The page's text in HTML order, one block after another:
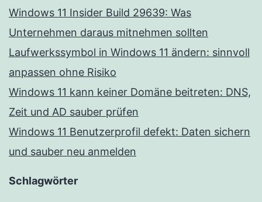
Windows 11 Insider Build 29639: Was
Unternehmen daraus mitnehmen sollten
Laufwerkssymbol in Windows 11 ändern: sinnvoll
anpassen ohne Risiko
Windows 11 kann keiner Domäne beitreten: DNS,
Zeit und AD sauber prüfen
Windows 11 Benutzerprofil defekt: Daten sichern
und sauber neu anmelden
Schlagwörter